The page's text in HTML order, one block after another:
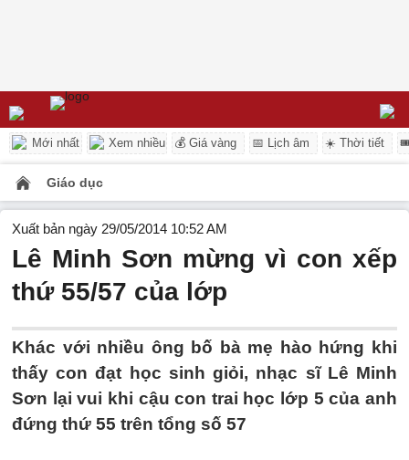
Mới nhất Xem nhiều 💰 Giá vàng 📅 Lịch âm ☀️ Thời tiết
Giáo dục
Xuất bản ngày 29/05/2014 10:52 AM
Lê Minh Sơn mừng vì con xếp
thứ 55/57 của lớp
Khác với nhiều ông bố bà mẹ hào hứng khi
thấy con đạt học sinh giỏi, nhạc sĩ Lê Minh
Sơn lại vui khi cậu con trai học lớp 5 của anh
đứng thứ 55 trên tổng số 57